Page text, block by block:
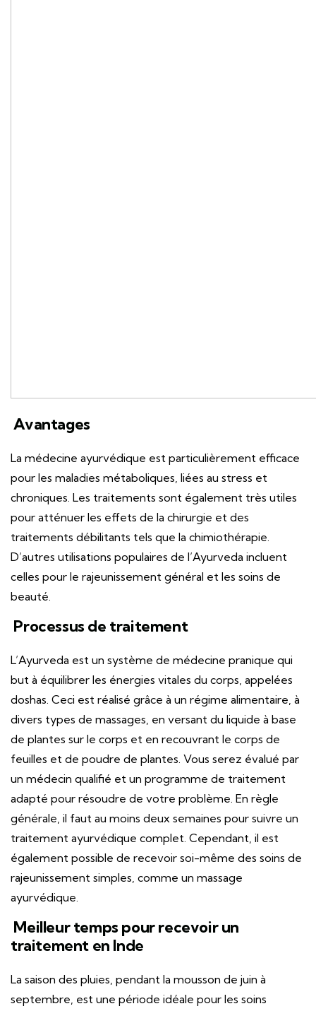
Avantages
La médecine ayurvédique est particulièrement efficace
pour les maladies métaboliques, liées au stress et
chroniques. Les traitements sont également très utiles
pour atténuer les effets de la chirurgie et des
traitements débilitants tels que la chimiothérapie.
D’autres utilisations populaires de l’Ayurveda incluent
celles pour le rajeunissement général et les soins de
beauté.
Processus de traitement
L’Ayurveda est un système de médecine pranique qui
but à équilibrer les énergies vitales du corps, appelées
doshas. Ceci est réalisé grâce à un régime alimentaire, à
divers types de massages, en versant du liquide à base
de plantes sur le corps et en recouvrant le corps de
feuilles et de poudre de plantes. Vous serez évalué par
un médecin qualifié et un programme de traitement
adapté pour résoudre de votre problème. En règle
générale, il faut au moins deux semaines pour suivre un
traitement ayurvédique complet. Cependant, il est
également possible de recevoir soi-même des soins de
rajeunissement simples, comme un massage
ayurvédique.
Meilleur temps pour recevoir un
traitement en Inde
La saison des pluies, pendant la mousson de juin à
septembre, est une période idéale pour les soins